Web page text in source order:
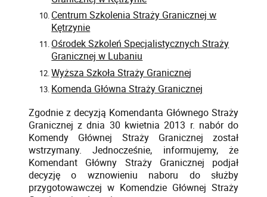
Centrum Szkolenia Straży Granicznej w
Kętrzynie
Ośrodek Szkoleń Specjalistycznych Straży
Granicznej w Lubaniu
Wyższa Szkoła Straży Granicznej
Komenda Główna Straży Granicznej
Zgodniez decyzją Komendanta Głównego Straży
Granicznej z dnia 30 kwietnia 2013 r. nabór do
Komendy Głównej Straży Granicznej został
wstrzymany. Jednocześnie, informujemy, że
Komendant Główny Straży Granicznej podjał
decyzję o wznowieniu naboru do służby
przygotowawczej w Komendzie Głównej Straży